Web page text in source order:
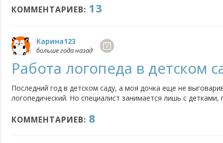
Нужно ли платить за запись в садик? Ребенку год.
КОММЕНТАРИЕВ: 13
Карина123
больше года назад
Работа логопеда в детском
Последний год в детском саду, а моя дочка еще не
логопедический. Но специалист занимается лишь с
силы 15. Логопед не работает над постановкой звуков, а...
КОММЕНТАРИЕВ: 8